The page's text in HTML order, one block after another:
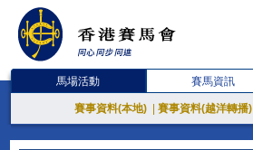
馬場活動 賽馬資訊
賽事資料(本地) 賽事資料(越洋轉播)